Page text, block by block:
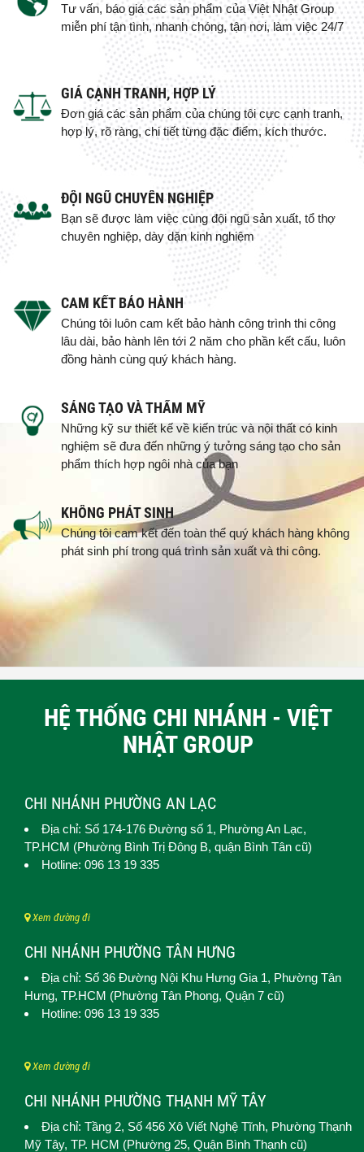
Tư vấn, báo giá các sản phẩm của Việt Nhật Group
miễn phí tận tình, nhanh chóng, tận nơi, làm việc 24/7
GIÁ CẠNH TRANH, HỢP LÝ
Đơn giá các sản phẩm của chúng tôi cực cạnh tranh,
hợp lý, rõ ràng, chi tiết từng đặc điểm, kích thước.
ĐỘI NGŨ CHUYÊN NGHIỆP
Bạn sẽ được làm việc cùng đội ngũ sản xuất, tổ thợ
chuyên nghiệp, dày dặn kinh nghiệm
CAM KẾT BẢO HÀNH
Chúng tôi luôn cam kết bảo hành công trình thi công
lâu dài, bảo hành lên tới 2 năm cho phần kết cấu, luôn
đồng hành cùng quý khách hàng.
SÁNG TẠO VÀ THẨM MỸ
Những kỹ sư thiết kế về kiến trúc và nội thất có kinh
nghiệm sẽ đưa đến những ý tưởng sáng tạo cho sản
phẩm thích hợp ngôi nhà của bạn
KHÔNG PHÁT SINH
Chúng tôi cam kết đến toàn thể quý khách hàng không
phát sinh phí trong quá trình sản xuất và thi công.
HỆ THỐNG CHI NHÁNH - VIỆT
NHẬT GROUP
CHI NHÁNH PHƯỜNG AN LẠC
Địa chỉ: Số 174-176 Đường số 1, Phường An Lạc,
TP.HCM (Phường Bình Trị Đông B, quận Bình Tân cũ)
Hotline: 096 13 19 335
Xem đường đi
CHI NHÁNH PHƯỜNG TÂN HƯNG
Địa chỉ: Số 36 Đường Nội Khu Hưng Gia 1, Phường Tân
Hưng, TP.HCM (Phường Tân Phong, Quận 7 cũ)
Hotline: 096 13 19 335
Xem đường đi
CHI NHÁNH PHƯỜNG THẠNH MỸ TÂY
Địa chỉ: Tầng 2, Số 456 Xô Viết Nghệ Tĩnh, Phường Thạnh
Mỹ Tây, TP. HCM (Phường 25, Quận Bình Thạnh cũ)